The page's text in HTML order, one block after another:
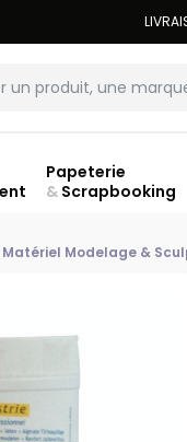
Papeterie
&Scrapbooking
Matériel Modelage &